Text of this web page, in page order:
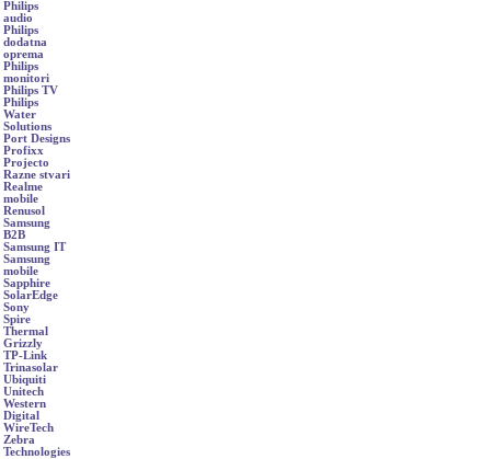
Philips
audio
Philips
dodatna
oprema
Philips
monitori
Philips TV
Philips
Water
Solutions
Port Designs
Profixx
Projecto
Razne stvari
Realme
mobile
Renusol
Samsung
B2B
Samsung IT
Samsung
mobile
Sapphire
SolarEdge
Sony
Spire
Thermal
Grizzly
TP-Link
Trinasolar
Ubiquiti
Unitech
Western
Digital
WireTech
Zebra
Technologies